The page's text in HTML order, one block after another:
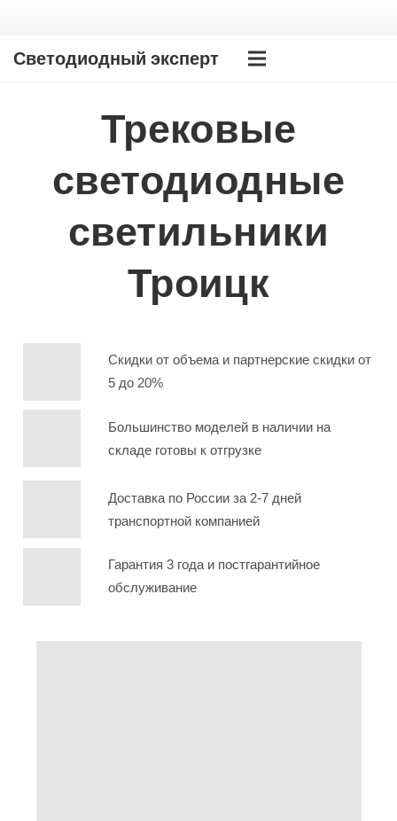
Светодиодный эксперт
Трековые
светодиодные
светильники
Троицк
Скидки от объема и партнерские скидки от
5 до 20%
Большинство моделей в наличии на
складе готовы к отгрузке
Доставка по России за 2-7 дней
транспортной компанией
Гарантия 3 года и постгарантийное
обслуживание